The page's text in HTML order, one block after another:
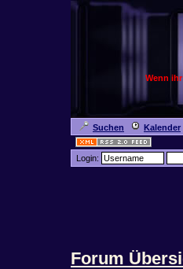
Wenn
Suchen Kalender
Login:
Forum